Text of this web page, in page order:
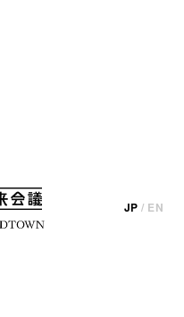
JP / EN